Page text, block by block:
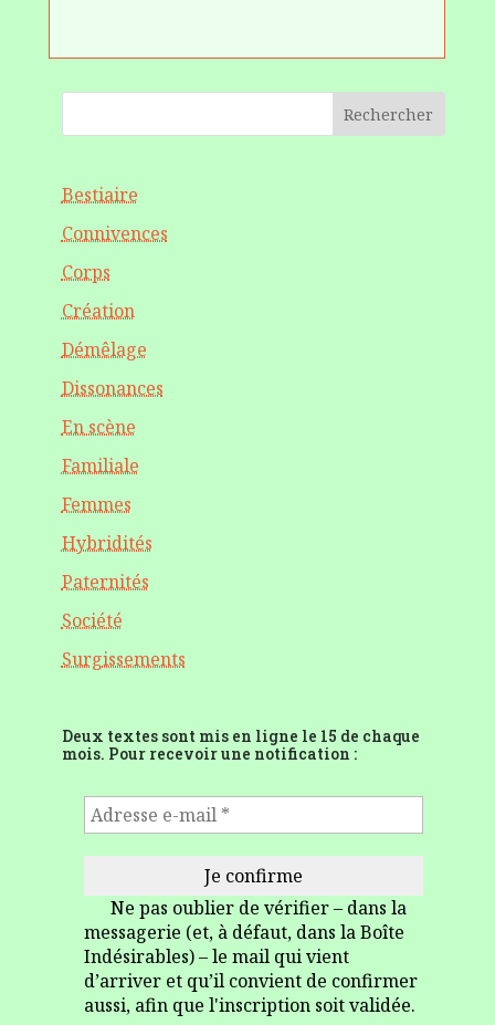
Rechercher
Bestiaire
Connivences
Corps
Création
Démêlage
Dissonances
En scène
Familiale
Femmes
Hybridités
Paternités
Société
Surgissements
Deux textes sont mis en ligne le 15 de chaque
mois. Pour recevoir une notification :
Ne pas oublier de vérifier – dans la
messagerie (et, à défaut, dans la Boîte
Indésirables) – le mail qui vient
d’arriver et qu’il convient de confirmer
aussi, afin que l'inscription soit validée.